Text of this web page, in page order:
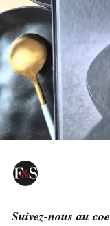
Suivez-nous au